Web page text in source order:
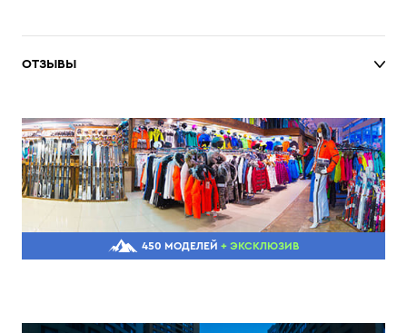
ОТЗЫВЫ
450 МОДЕЛЕЙ + ЭКСКЛЮЗИВ